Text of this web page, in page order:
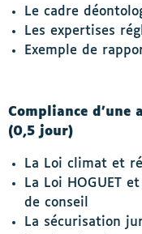
Le cadre
Les expertises
Exemple de
Compliance
(0,5 jour)
La Loi climat et
La Loi HOGUET
de conseil
La sécurisation